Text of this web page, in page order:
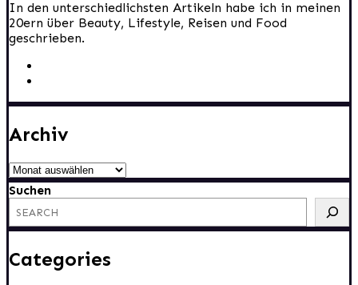
In den unterschiedlichsten Artikeln habe ich in meinen
20ern über Beauty, Lifestyle, Reisen und Food
geschrieben.
Archiv
Archiv
Suchen
Categories